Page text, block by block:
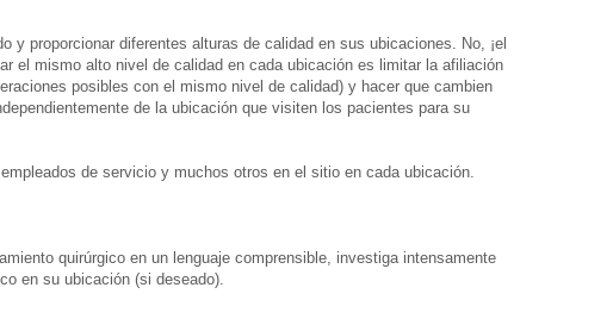
y proporcionar diferentes alturas de calidad en sus ubicaciones. No, ¡el
el mismo alto nivel de calidad en cada ubicación es limitar la afiliación
posibles con el mismo nivel de calidad) y hacer que cambien
de la ubicación que visiten los pacientes para su
de servicio y muchos otros en el sitio en cada ubicación.
quirúrgico en un lenguaje comprensible, investiga intensamente
en su ubicación (si deseado).